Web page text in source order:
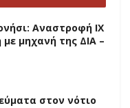
Αναστροφή ΙΧ
μηχανή της ΔΙΑ –
στον νότιο